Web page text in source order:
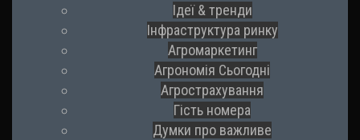
Ідеї & тренди
Інфраструктура ринку
Агромаркетинг
Агрономія Сьогодні
Агрострахування
Гість номера
Думки про важливе